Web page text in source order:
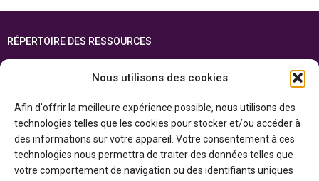
Nous utilisons des cookies
Afin d'offrir la meilleure expérience possible, nous utilisons des
technologies telles que les cookies pour stocker et/ou accéder à
des informations sur votre appareil. Votre consentement à ces
technologies nous permettra de traiter des données telles que
votre comportement de navigation ou des identifiants uniques
RÉPERTOIRE DES RESSOURCES
ENGLISH
Cette ressource est réalisée grâce au soutien financier du gouvernement de
l’Ontario et du gouvernement duCanada par l’entremise du ministère du
Patrimoine canadien